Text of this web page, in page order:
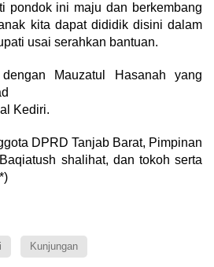
pondok ini maju dan berkembang
kita dapat dididik disini dalam
usai serahkan bantuan.
Mauzatul Hasanah yang
Kediri.
DPRD Tanjab Barat, Pimpinan
shalihat, dan tokoh serta
Kunjungan